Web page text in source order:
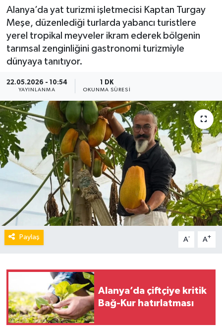
Alanya’da yat turizmi işletmecisi Kaptan Turgay
Meşe, düzenlediği turlarda yabancı turistlere
yerel tropikal meyveler ikram ederek bölgenin
tarımsal zenginliğini gastronomi turizmiyle
dünyaya tanıtıyor.
22.05.2026 - 10:54
YAYINLANMA
1 DK
OKUNMA SÜRESI
Paylaş A- A+
Alanya’da çiftçiye kritik
Bağ-Kur hatırlatması
Ekonomi
Gazipaşa
Haber Arşivi